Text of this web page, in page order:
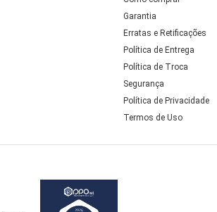
Garantia
Erratas e Retificações
Política de Entrega
Política de Troca
Segurança
Política de Privacidade
Termos de Uso